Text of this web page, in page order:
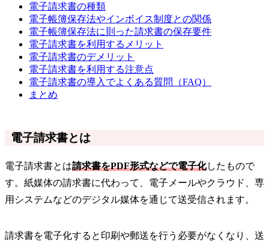
電子請求書の種類
電子帳簿保存法やインボイス制度との関係
電子帳簿保存法に則った請求書の保存要件
電子請求書を利用するメリット
電子請求書のデメリット
電子請求書を利用する注意点
電子請求書の導入でよくある質問（FAQ）
まとめ
電子請求書とは
電子請求書とは請求書をPDF形式などで電子化したもので
す。紙媒体の請求書に代わって、電子メールやクラウド、専
用システムなどのデジタル媒体を通じて送受信されます。
請求書を電子化すると印刷や郵送を行う必要がなくなり、送